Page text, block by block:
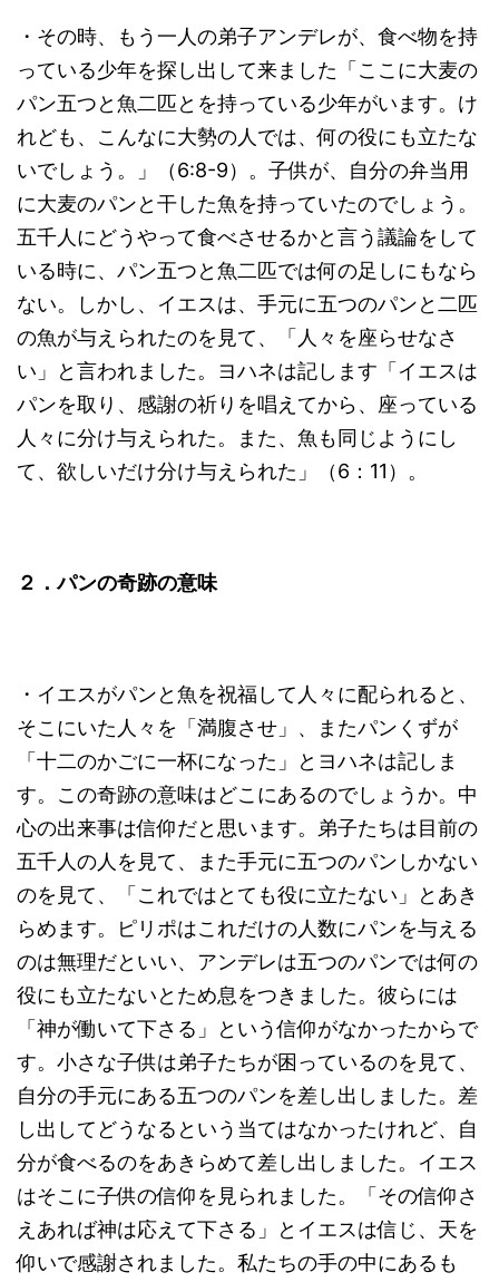
・その時、もう一人の弟子アンデレが、食べ物を持
っている少年を探し出して来ました「ここに大麦の
パン五つと魚二匹とを持っている少年がいます。け
れども、こんなに大勢の人では、何の役にも立たな
いでしょう。」（6:8-9）。子供が、自分の弁当用
に大麦のパンと干した魚を持っていたのでしょう。
五千人にどうやって食べさせるかと言う議論をして
いる時に、パン五つと魚二匹では何の足しにもなら
ない。しかし、イエスは、手元に五つのパンと二匹
の魚が与えられたのを見て、「人々を座らせなさ
い」と言われました。ヨハネは記します「イエスは
パンを取り、感謝の祈りを唱えてから、座っている
人々に分け与えられた。また、魚も同じようにし
て、欲しいだけ分け与えられた」（6：11）。
２．パンの奇跡の意味
・イエスがパンと魚を祝福して人々に配られると、
そこにいた人々を「満腹させ」、またパンくずが
「十二のかごに一杯になった」とヨハネは記しま
す。この奇跡の意味はどこにあるのでしょうか。中
心の出来事は信仰だと思います。弟子たちは目前の
五千人の人を見て、また手元に五つのパンしかない
のを見て、「これではとても役に立たない」とあき
らめます。ピリポはこれだけの人数にパンを与える
のは無理だといい、アンデレは五つのパンでは何の
役にも立たないとため息をつきました。彼らには
「神が働いて下さる」という信仰がなかったからで
す。小さな子供は弟子たちが困っているのを見て、
自分の手元にある五つのパンを差し出しました。差
し出してどうなるという当てはなかったけれど、自
分が食べるのをあきらめて差し出しました。イエス
はそこに子供の信仰を見られました。「その信仰さ
えあれば神は応えて下さる」とイエスは信じ、天を
仰いで感謝されました。私たちの手の中にあるも